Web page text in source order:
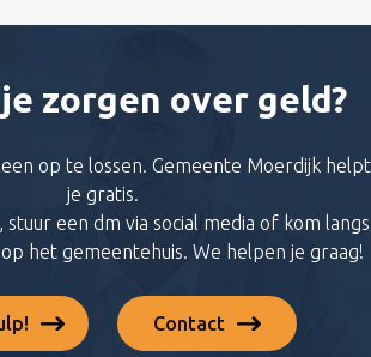
zorgen over geld?
op te lossen. Gemeente Moerdijk helpt
je gratis.
stuur een dm via social media of kom langs
het gemeentehuis. We helpen je graag!
Contact